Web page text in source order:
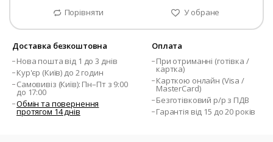
Порівняти У обране
Доставка безкоштовна
Нова пошта від 1 до 3 днів
Кур'єр (Київ) до 2 годин
Самовивіз (Київ): Пн–Пт з 9:00
до 17:00
Обмін та повернення
протягом 14 днів
Оплата
При отриманні (готівка /
картка)
Карткою онлайн (Visa /
MasterCard)
Безготівковий р/р з ПДВ
Гарантія від 15 до 20 років